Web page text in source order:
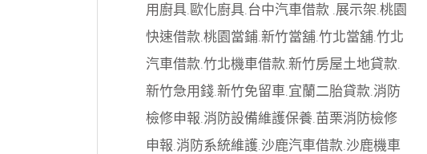
用廚具. 歐化廚具. 台中汽車借款 展示架 桃園
快速借款 桃園當鋪. 新竹當舖. 竹北當舖. 竹北
汽車借款 竹北機車借款 新竹房屋土地貸款
新竹急用錢. 新竹免留車. 宜蘭二胎貸款 消防
檢修申報 消防設備維護保養 苗栗消防檢修
申報 消防系統維護. 沙鹿汽車借款 沙鹿機車